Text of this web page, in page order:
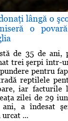
lângă o
o
de 35 de ani,
trei şerpi într-
pentru
reptilele
iar facturile
zilei de 29
a îndesat
...